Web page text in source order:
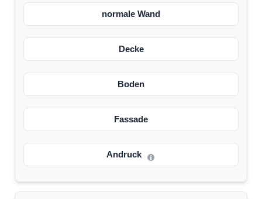
normale Wand
Decke
Boden
Fassade
Andruck